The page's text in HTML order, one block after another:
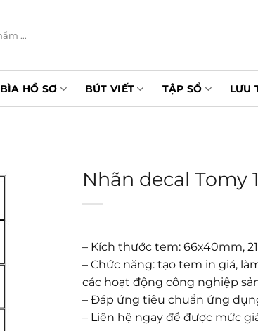
BÌA HỒ SƠ BÚT VIẾT TẬP SỔ LƯU
Nhãn decal Tomy
– Kích thước tem: 66x40mm,
– Chức năng: tạo tem in giá,
các hoạt động công nghiệp
– Đáp ứng tiêu chuẩn ứng
– Liên hệ ngay để được mức